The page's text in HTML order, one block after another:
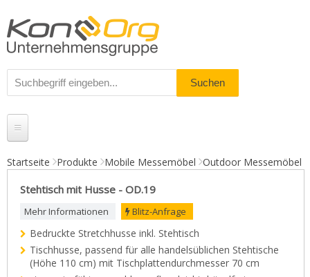
Messestände
% Angebote
Kundenservice
Startseite Produkte Mobile Messemöbel Outdoor Messemöbel
Stehtisch mit Husse - OD.19
Mehr Informationen Blitz-Anfrage
Bedruckte Stretchhusse inkl. Stehtisch
Tischhusse, passend für alle handelsüblichen Stehtische
(Höhe 110 cm) mit Tischplattendurchmesser 70 cm